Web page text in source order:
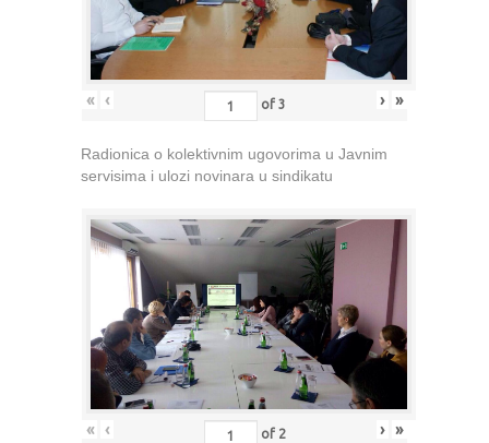
« ‹ of 3 › »
Radionica o kolektivnim ugovorima u Javnim
servisima i ulozi novinara u sindikatu
« ‹ of 2 › »